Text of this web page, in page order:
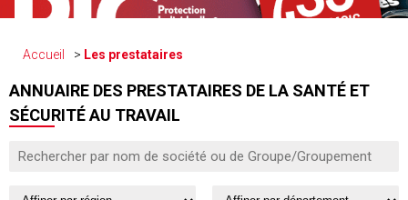
Accueil Les prestataires
ANNUAIRE DES PRESTATAIRES DE LA SANTÉ ET
SÉCURITÉ AU TRAVAIL